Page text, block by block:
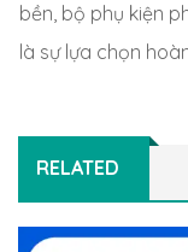
bền, bộ phụ kiện
là sự lựa chọn
RELATED